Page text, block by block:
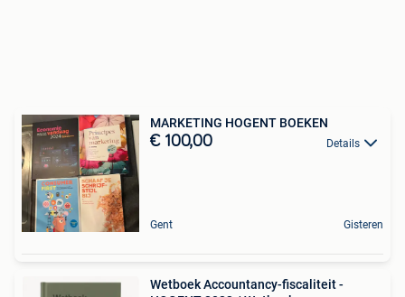
MARKETING HOGENT BOEKEN
€ 100,00 Details
Gent Gisteren
Wetboek Accountancy-fiscaliteit -